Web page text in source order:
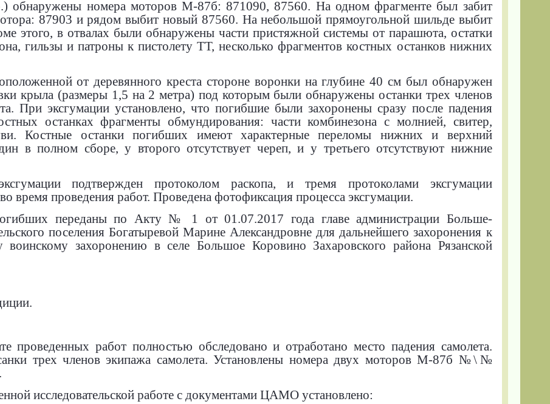
обнаружены номера моторов М-87б: 871090, 87560. На одном фрагменте был забит
87903 и рядом выбит новый 87560. На небольшой прямоугольной шильде выбит
этого, в отвалах были обнаружены части пристяжной системы от парашюта, остатки
гильзы и патроны к пистолету ТТ, несколько фрагментов костных останков нижних
от деревянного креста стороне воронки на глубине 40 см был обнаружен
крыла (размеры 1,5 на 2 метра) под которым были обнаружены останки трех членов
При эксгумации установлено, что погибшие были захоронены сразу после падения
останках фрагменты обмундирования: части комбинезона с молнией, свитер,
Костные останки погибших имеют характерные переломы нижних и верхний
в полном сборе, у второго отсутствует череп, и у третьего отсутствуют нижние
подтвержден протоколом раскопа, и тремя протоколами эксгумации
время проведения работ. Проведена фотофиксация процесса эксгумации.
переданы по Акту № 1 от 01.07.2017 года главе администрации Больше-
поселения Богатыревой Марине Александровне для дальнейшего захоронения к
воинскому захоронению в селе Большое Коровино Захаровского района Рязанской
проведенных работ полностью обследовано и отработано место падения самолета.
трех членов экипажа самолета. Установлены номера двух моторов М-87б №\№
исследовательской работе с документами ЦАМО установлено: